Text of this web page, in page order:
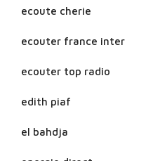
ecoute cherie
ecouter france inter
ecouter top radio
edith piaf
el bahdja